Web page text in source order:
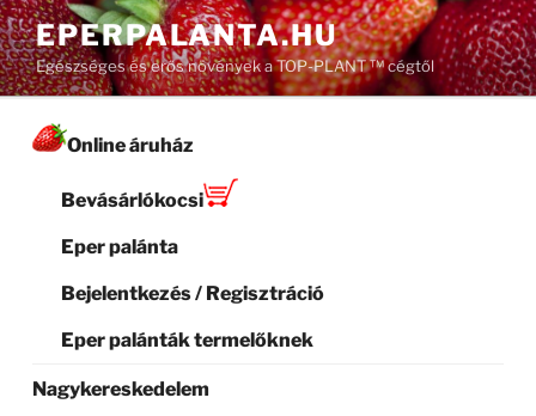
Tartalomhoz
EPERPALANTA.HU
Egészséges és erős növények a TOP-PLANT ™ cégtől
Online áruház
Bevásárlókocsi
Eper palánta
Bejelentkezés / Regisztráció
Eper palánták termelőknek
Nagykereskedelem